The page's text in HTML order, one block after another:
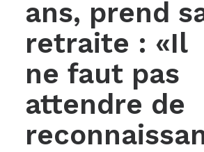
ans, prend
retraite : «Il
ne faut pas
attendre de